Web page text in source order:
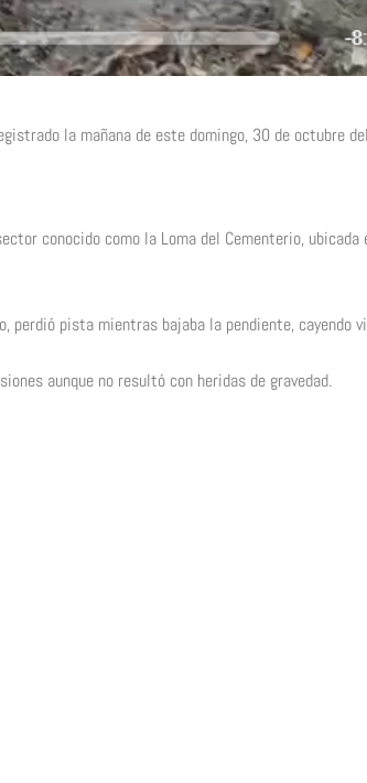
la mañana de este domingo, 30 de octubre
conocido como la Loma del Cementerio,
perdió pista mientras bajaba la pendiente, cayendo
aunque no resultó con heridas de gravedad.